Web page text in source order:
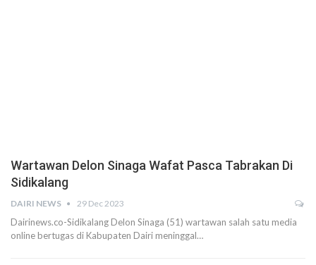
Wartawan Delon Sinaga Wafat Pasca Tabrakan Di
Sidikalang
DAIRI NEWS 29 Dec 2023
Dairinews.co-Sidikalang Delon Sinaga (51) wartawan salah satu media
online bertugas di Kabupaten Dairi meninggal…